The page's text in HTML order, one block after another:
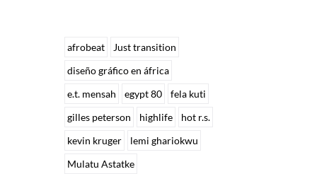
afrobeat
Just transition
diseño gráfico en áfrica
e.t. mensah
egypt 80
fela kuti
gilles peterson
highlife
hot r.s.
kevin kruger
lemi ghariokwu
Mulatu Astatke